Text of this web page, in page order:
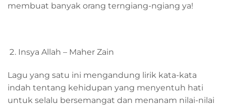
membuat banyak orang terngiang-ngiang ya!
Insya Allah – Maher Zain
Lagu yang satu ini mengandung lirik kata-kata
indah tentang kehidupan yang menyentuh hati
untuk selalu bersemangat dan menanam nilai-nilai